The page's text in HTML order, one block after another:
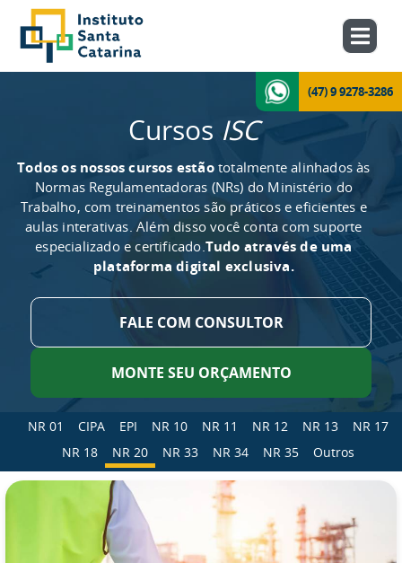
(47) 9 9278-3286
Cursos ISC
Todos os nossos cursos estãototalmente alinhados às
Normas Regulamentadoras (NRs) do Ministério do
Trabalho, com treinamentos são práticos e eficientes e
aulas interativas. Além disso você conta com suporte
especializado e certificado.Tudo através de uma
plataforma digital exclusiva.
FALE COM CONSULTOR
MONTE SEU ORÇAMENTO
NR 01 CIPA EPI NR 10 NR 11 NR 12 NR 13
NR 17
NR 18
NR 20 NR 33 NR 34 NR 35 Outros